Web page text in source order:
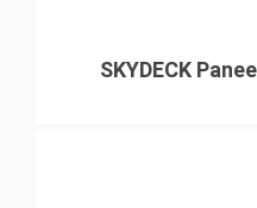
SKYDECK